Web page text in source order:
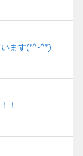
ます(*^-^*)
！